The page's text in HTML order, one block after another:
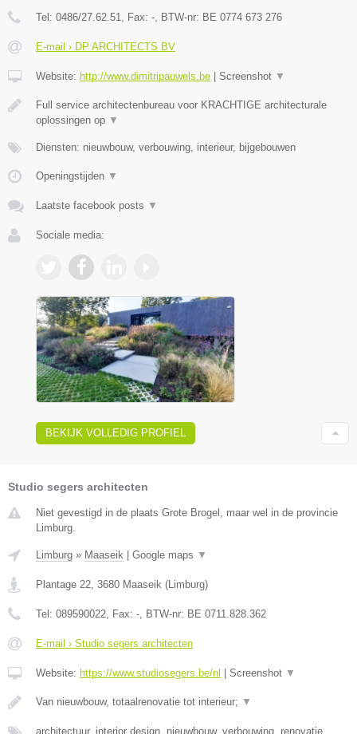
Tel: 0486/27.62.51, Fax: -, BTW-nr: BE 0774 673 276
E-mail › DP ARCHITECTS BV
Website: http://www.dimitripauwels.be Screenshot ▼
Full service architectenbureau voor KRACHTIGE architecturale
oplossingen op ▼
Diensten: nieuwbouw, verbouwing, interieur, bijgebouwen
Openingstijden ▼
Laatste facebook posts ▼
Sociale media:
BEKIJK VOLLEDIG PROFIEL
Studio segers architecten
Niet gevestigd in de plaats Grote Brogel, maar wel in de provincie
Limburg.
Limburg » Maaseik Google maps ▼
Plantage 22 3680 Maaseik ( Limburg)
Tel: 089590022 , Fax: - , BTW-nr: BE 0711.828.362
E-mail › Studio segers architecten
Website: https://www.studiosegers.be/nl Screenshot ▼
Van nieuwbouw, totaalrenovatie tot interieur; ▼
architectuur, interior design, nieuwbouw, verbouwing, renovatie,